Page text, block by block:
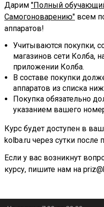
Дарим "Полный
Самогоноварению" всем
аппаратов!
Учитываются покупки,
магазинов сети Колба,
приложении Колба.
В составе покупки
аппаратов из списка
Покупка обязательно
указанием вашего
Курс будет доступен в
kolba.ru через сутки после
Если у вас возникнут
курсу, пишите нам на